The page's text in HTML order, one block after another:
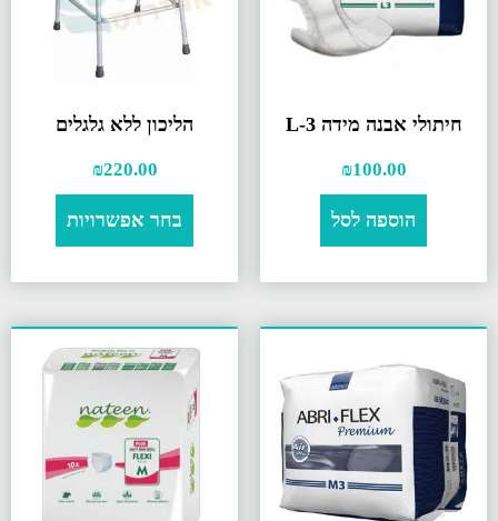
חיתולי אבנה מידה L-3
₪100.00
הוספה לסל
הליכון ללא גלגלים
₪220.00
בחר אפשרויות